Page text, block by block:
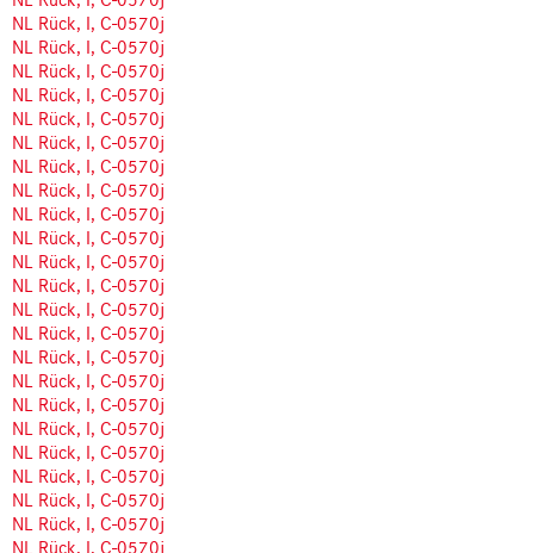
NL Rück, I, C-0570j
NL Rück, I, C-0570j
NL Rück, I, C-0570j
NL Rück, I, C-0570j
NL Rück, I, C-0570j
NL Rück, I, C-0570j
NL Rück, I, C-0570j
NL Rück, I, C-0570j
NL Rück, I, C-0570j
NL Rück, I, C-0570j
NL Rück, I, C-0570j
NL Rück, I, C-0570j
NL Rück, I, C-0570j
NL Rück, I, C-0570j
NL Rück, I, C-0570j
NL Rück, I, C-0570j
NL Rück, I, C-0570j
NL Rück, I, C-0570j
NL Rück, I, C-0570j
NL Rück, I, C-0570j
NL Rück, I, C-0570j
NL Rück, I, C-0570j
NL Rück, I, C-0570j